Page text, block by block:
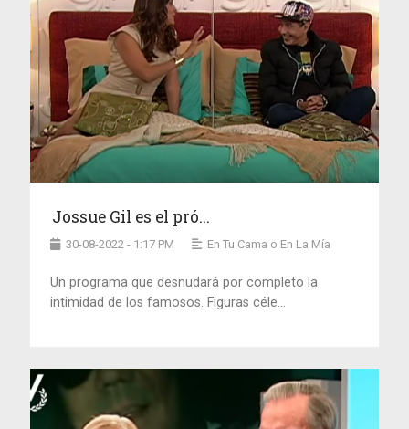
Jossue Gil es el pró...
30-08-2022 - 1:17 PM En Tu Cama o En La Mía
Un programa que desnudará por completo la
intimidad de los famosos. Figuras céle...